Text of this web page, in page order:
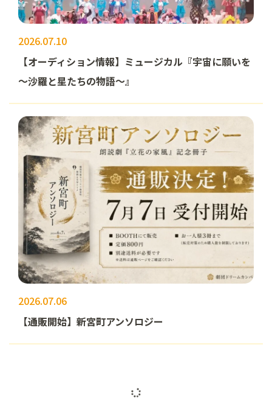
2026.07.10
【オーディション情報】ミュージカル『宇宙に願いを
～沙羅と星たちの物語～』
2026.07.06
【通販開始】新宮町アンソロジー